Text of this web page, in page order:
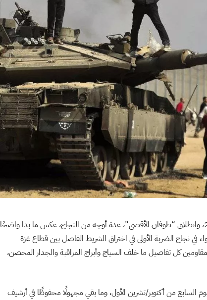
حملت عملية السابع من أكتوبر/تشرين الأول 2023، وانطلاق “طوفان الأقصى”، عدة أوجه من النجاح، عكس ما بدا واضحًا
في نجاح الضربة الأولى في اختراق الشريط الفاصل بين قطاع غزة
كل تفاصيل ما خلف السياج وأبراج المراقبة والجدار المحصن،
السابع من أكتوبر/تشرين الأول، وما بقي مجهولًا محفوظًا في أرشيف